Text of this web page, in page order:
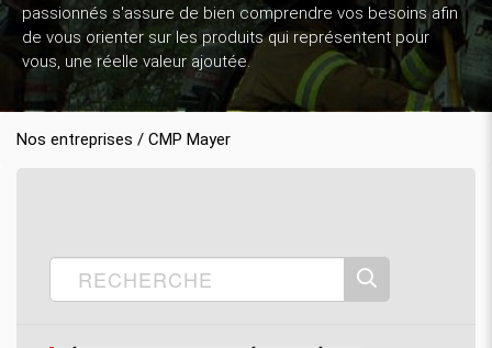
passionnés s'assure de bien comprendre vos besoins afin
de vous orienter sur les produits qui représentent pour
vous, une réelle valeur ajoutée.
Nos entreprises / CMP Mayer